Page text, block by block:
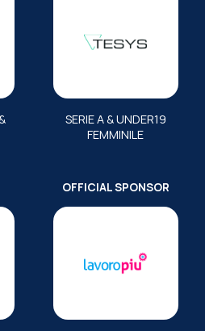
SERIE A & UNDER19
FEMMINILE
OFFICIAL SPONSOR